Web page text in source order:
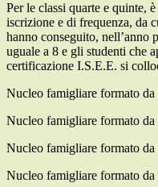
Per le classi quarte e quinte,
iscrizione e di frequenza, da
hanno conseguito, nell’anno
uguale a 8 e gli studenti che
certificazione I.S.E.E. si
Nucleo famigliare formato
Nucleo famigliare formato
Nucleo famigliare formato
Nucleo famigliare formato